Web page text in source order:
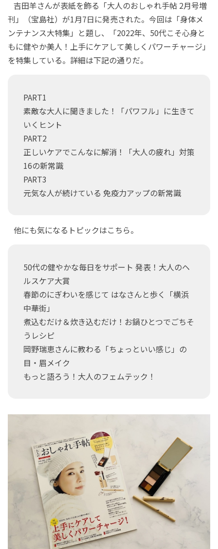
吉田羊さんが表紙を飾る「大人のおしゃれ手帖 2月号増
刊」（宝島社）が1月7日に発売された。今回は「身体メ
ンテナンス大特集」と題し、「2022年、50代こそ心身と
もに健やか美人！上手にケアして美しくパワーチャージ」
を特集している。詳細は下記の通りだ。
PART1
素敵な大人に聞きました！「パワフル」に生きて
いくヒント
PART2
正しいケアでこんなに解消！「大人の疲れ」対策
16の新常識
PART3
元気な人が続けている 免疫力アップの新常識
他にも気になるトピックはこちら。
50代の健やかな毎日をサポート 発表！大人のヘ
ルスケア大賞
春節のにぎわいを感じて はなさんと歩く「横浜
中華街」
煮込むだけ＆炊き込むだけ！お鍋ひとつでごちそ
うレシピ
岡野瑞恵さんに教わる「ちょっといい感じ」の
目・眉メイク
もっと語ろう！大人のフェムテック！